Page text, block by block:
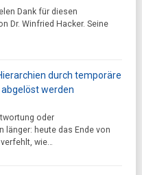
Dank für diesen
Dr. Winfried Hacker. Seine
durch temporäre
werden
oder
länger: heute das Ende von
wie…